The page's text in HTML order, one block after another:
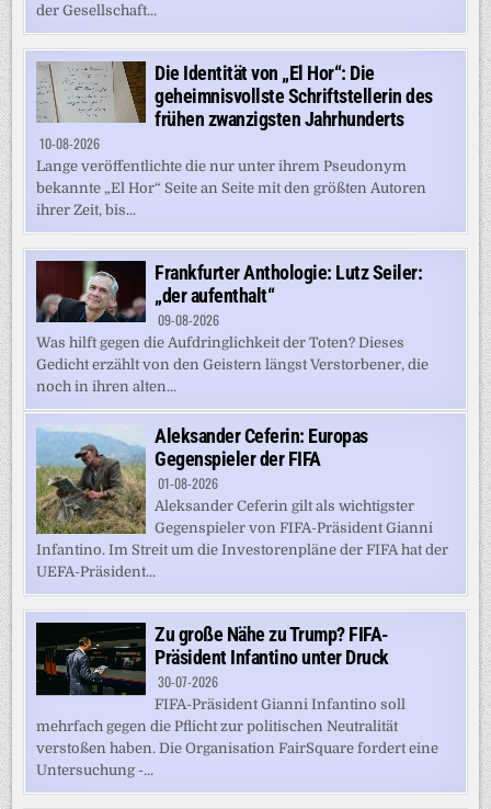
der Gesellschaft...
Die Identität von „El Hor“: Die
geheimnisvollste Schriftstellerin des
frühen zwanzigsten Jahrhunderts
10-08-2026
Lange veröffentlichte die nur unter ihrem Pseudonym
bekannte „El Hor“ Seite an Seite mit den größten Autoren
ihrer Zeit, bis...
Frankfurter Anthologie: Lutz Seiler:
„der aufenthalt“
09-08-2026
Was hilft gegen die Aufdringlichkeit der Toten? Dieses
Gedicht erzählt von den Geistern längst Verstorbener, die
noch in ihren alten...
Aleksander Ceferin: Europas
Gegenspieler der FIFA
01-08-2026
Aleksander Ceferin gilt als wichtigster
Gegenspieler von FIFA-Präsident Gianni
Infantino. Im Streit um die Investorenpläne der FIFA hat der
UEFA-Präsident...
Zu große Nähe zu Trump? FIFA-
Präsident Infantino unter Druck
30-07-2026
FIFA-Präsident Gianni Infantino soll
mehrfach gegen die Pflicht zur politischen Neutralität
verstoßen haben. Die Organisation FairSquare fordert eine
Untersuchung -...